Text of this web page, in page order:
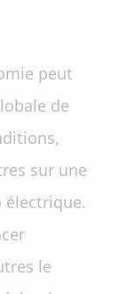
peut
de
sur une
électrique.
le